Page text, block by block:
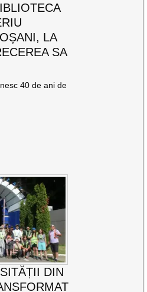
LA
SA
40 de ani de
DIN